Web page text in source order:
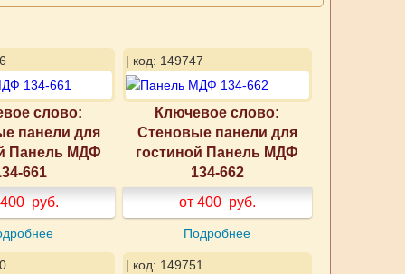
слово:
панели для
Панель МДФ
661
руб.
| код: 149747
Ключевое слово:
Стеновые панели для
гостиной Панель МДФ
134-662
от 400 руб.
Подробнее
| код: 149751